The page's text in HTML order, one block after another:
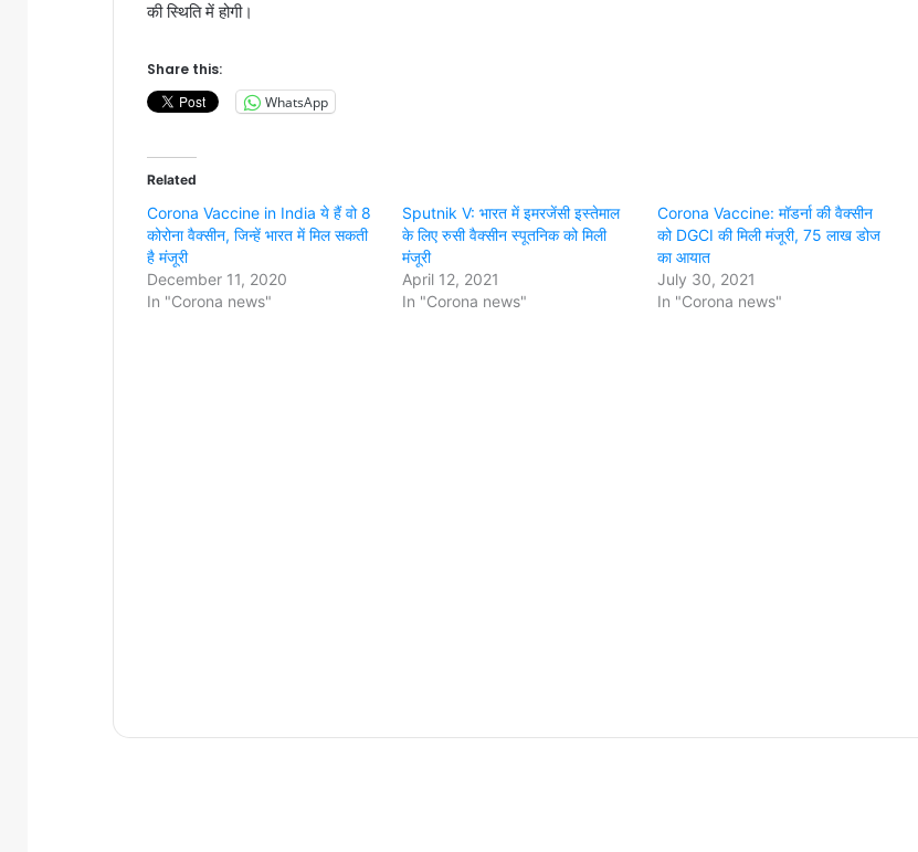
की स्थिति में होगी।
Share this:
WhatsApp
Related
Corona Vaccine in India ये हैं वो 8
कोरोना वैक्सीन, जिन्हें भारत में मिल सकती
है मंजूरी
December 11, 2020
In "Corona news"
Sputnik V: भारत में इमरजेंसी इस्तेमाल
के लिए रुसी वैक्सीन स्पूतनिक को मिली
मंजूरी
April 12, 2021
In "Corona news"
Corona Vaccine: मॉडर्ना की वैक्सीन
को DGCI की मिली मंजूरी, 75 लाख डोज
का आयात
July 30, 2021
In "Corona news"